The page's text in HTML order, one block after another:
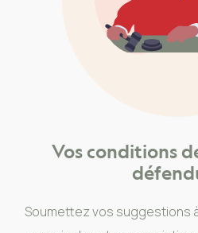
Vos conditions
Soumettez vos suggestions